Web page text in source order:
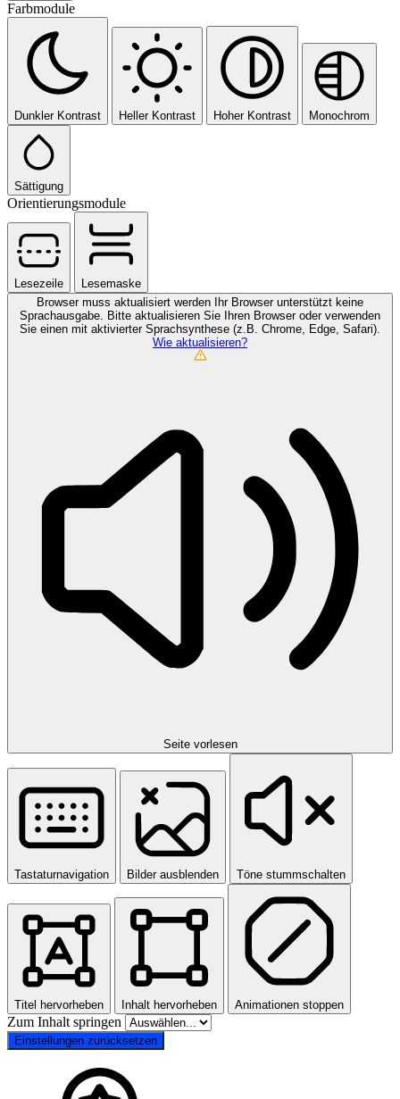
Farbmodule
Dunkler Kontrast Heller Kontrast Hoher Kontrast Monochrom
Sättigung
Orientierungsmodule
Lesezeile
Lesemaske
Browser muss aktualisiert werden
Ihr Browser unterstützt keine
Sprachausgabe. Bitte aktualisieren Sie Ihren Browser oder verwenden
Sie einen mit aktivierter Sprachsynthese (z.B. Chrome, Edge, Safari).
Wie aktualisieren?
Seite vorlesen
Tastaturnavigation Bilder ausblenden Töne stummschalten
Titel hervorheben Inhalt hervorheben Animationen stoppen
Zum Inhalt springen
Einstellungen zurücksetzen